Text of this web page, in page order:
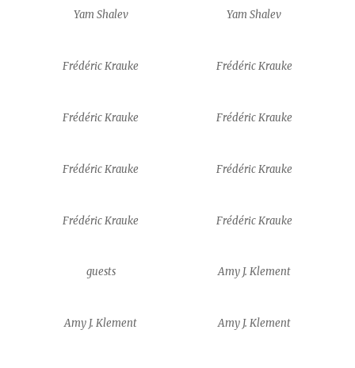
Yam Shalev Yam Shalev
Frédéric Krauke Frédéric Krauke
Frédéric Krauke Frédéric Krauke
Frédéric Krauke Frédéric Krauke
Frédéric Krauke Frédéric Krauke
guests Amy J. Klement
Amy J. Klement Amy J. Klement